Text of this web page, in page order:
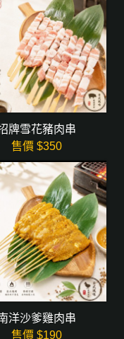
牌雪花豬肉串
售價 $350
洋沙爹雞肉串
售價 $190